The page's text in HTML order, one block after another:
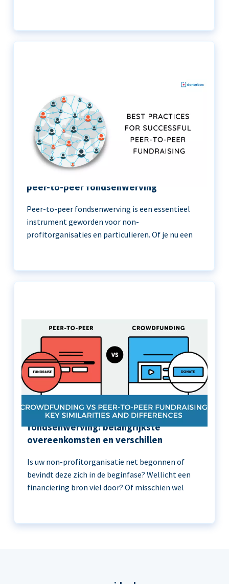
11 beste praktijken voor succesvolle
peer-to-peer fondsenwerving
Peer-to-peer fondsenwerving is een essentieel
instrument geworden voor non-
profitorganisaties en particulieren. Of je nu een
Crowdfunding versus peer-to-peer
fondsenwerving: belangrijkste
overeenkomsten en verschillen
Is uw non-profitorganisatie net begonnen of
bevindt deze zich in de beginfase? Wellicht een
financiering bron viel door? Of misschien wel